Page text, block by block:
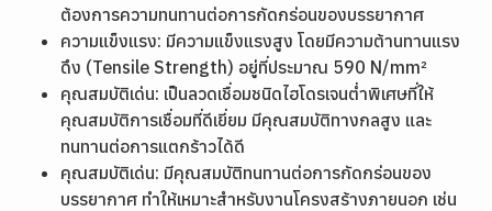
ต้องการความทนทานต่อการกัดกร่อนของบรรยากาศ
ความแข็งแรง: มีความแข็งแรงสูง โดยมีความต้านทานแรง
ดึง (Tensile Strength) อยู่ที่ประมาณ 590 N/mm²
คุณสมบัติเด่น: เป็นลวดเชื่อมชนิดไฮโดรเจนต่ำพิเศษที่ให้
คุณสมบัติการเชื่อมที่ดีเยี่ยม มีคุณสมบัติทางกลสูง และ
ทนทานต่อการแตกร้าวได้ดี
คุณสมบัติเด่น: มีคุณสมบัติทนทานต่อการกัดกร่อนของ
บรรยากาศ ทำให้เหมาะสำหรับงานโครงสร้างภายนอก เช่น